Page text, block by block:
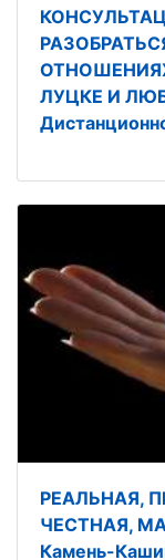
ЛУЦКЕ И
РЕАЛЬНАЯ,
ЧЕСТНАЯ,
Камень-